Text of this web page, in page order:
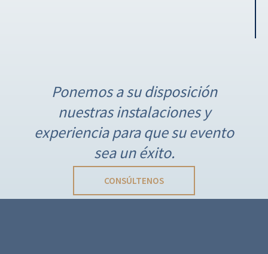
Ponemos a su disposición
nuestras instalaciones y
experiencia para que su evento
sea un éxito.
CONSÚLTENOS